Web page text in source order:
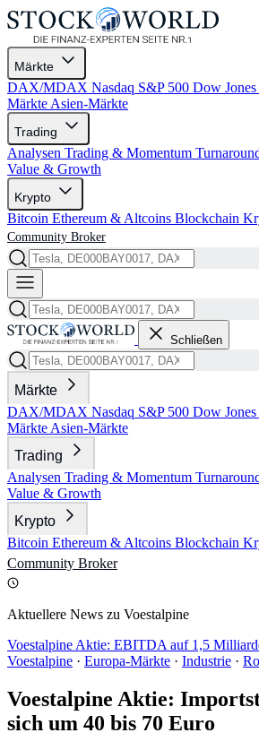
Märkte
DAX/MDAX Nasdaq S&P 500 Dow Jones
Märkte Asien-Märkte
Trading
Analysen Trading & Momentum
Value & Growth
Krypto
Bitcoin Ethereum & Altcoins Blockchain
Community Broker
Schließen
Märkte
DAX/MDAX Nasdaq S&P 500 Dow Jones
Märkte Asien-Märkte
Trading
Analysen Trading & Momentum
Value & Growth
Krypto
Bitcoin Ethereum & Altcoins Blockchain
Community Broker
Aktuellere News zu Voestalpine
Voestalpine Aktie: EBITDA auf 1,5
Voestalpine · Europa-Märkte · Industrie ·
Voestalpine Aktie:
sich um 40 bis 70 Euro